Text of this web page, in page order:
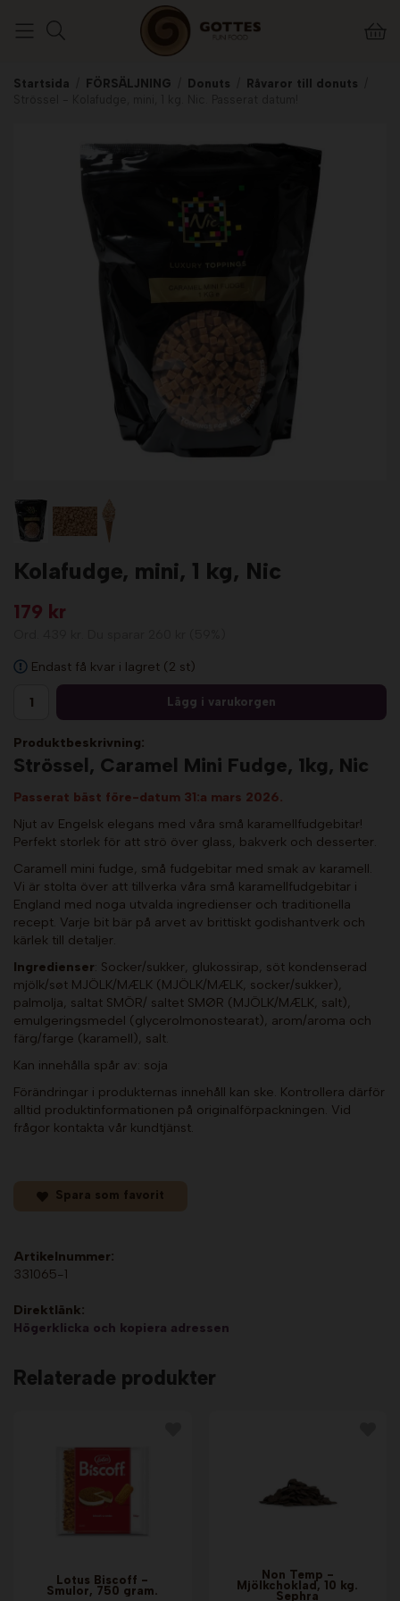
Startsida FÖRSÄLJNING Donuts Råvaror till donuts
Kolafudge, mini, 1 kg, Nic
179 kr
Endast få kvar i lagret (2 st)
Lägg i varukorgen
Produktbeskrivning:
Strössel, Caramel Mini Fudge, 1kg, Nic
Passerat bäst före-datum 31:a mars 2026.
Njut av Engelsk elegans med våra små karamellfudgebitar!
Perfekt storlek för att strö över glass, bakverk och desserter.
Caramell mini fudge, små fudgebitar med smak av karamell.
Vi är stolta över att tillverka våra små karamellfudgebitar i
England med noga utvalda ingredienser och traditionella
recept. Varje bit bär på arvet av brittiskt godishantverk och
kärlek till detaljer.
Ingredienser: Socker/sukker, glukossirap, söt kondenserad
mjölk/søt MJÖLK/MÆLK (MJÖLK/MÆLK, socker/sukker),
palmolja, saltat SMÖR/ saltet SMØR (MJÖLK/MÆLK, salt),
emulgeringsmedel (glycerolmonostearat), arom/aroma och
färg/farge (karamell), salt.
Kan innehålla spår av: soja
Förändringar i produkternas innehåll kan ske. Kontrollera därför
alltid produktinformationen på originalförpackningen. Vid
frågor kontakta vår kundtjänst.
Spara som favorit
Artikelnummer:
331065-1
Direktlänk:
Högerklicka och kopiera adressen
Relaterade produkter
Lotus Biscoff -
Smulor, 750 gram.
Non Temp -
Mjölkchoklad, 10 kg.
Sephra